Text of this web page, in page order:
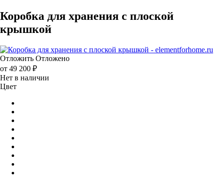
Коробка для хранения с плоской
крышкой
Отложить Отложено
от 49 200 ₽
Нет в наличии
Цвет